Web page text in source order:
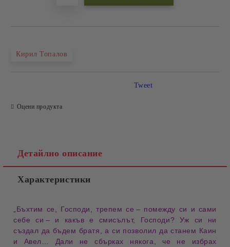
Кирил Топалов
Оцени продукта
Tweet
Детайлно описание
Характеристики
„Бъхтим се, Господи, трепем се – помежду си и сами
себе си – и какъв е смисълът, Господи? Уж си ни
създал да бъдем братя , а си позволил да станем Каин
и Авел
… Дали не сбърках някога, че не избрах